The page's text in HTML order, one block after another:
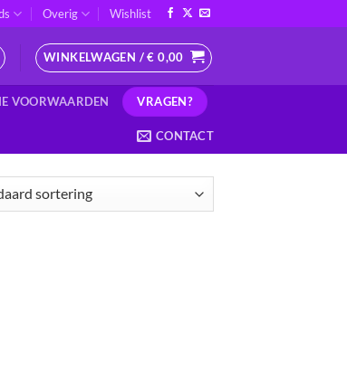
Overig Wishlist
WINKELWAGEN /€ 0,00
VOORWAARDEN VRAGEN?
CONTACT